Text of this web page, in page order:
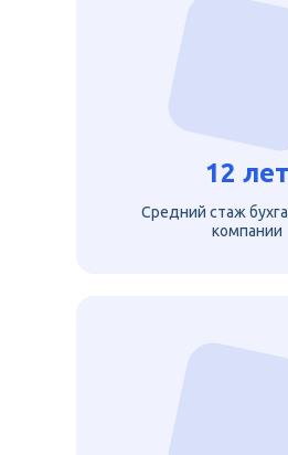
12 лет
Средний стаж
компании